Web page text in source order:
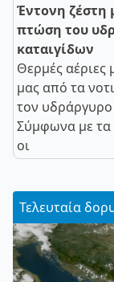
Έντονη ζέστη
πτώση του
καταιγίδων
Θερμές αέριες
μας από τα
τον υδράργυρο
Σύμφωνα με τα
οι
Τελευταία